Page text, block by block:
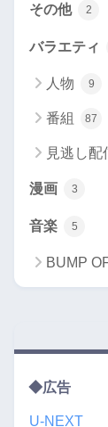
その他 2
バラエティ
人物 9
番組 87
見逃し配
漫画 3
音楽 5
BUMP
◆広告
U-NEXT